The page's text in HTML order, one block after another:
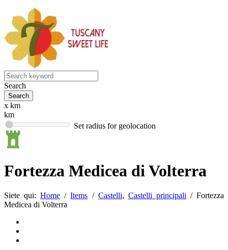
Search
x km
km
Set radius for geolocation
Fortezza Medicea di Volterra
Siete qui: Home / Items / Castelli, Castelli principali / Fortezza
Medicea di Volterra